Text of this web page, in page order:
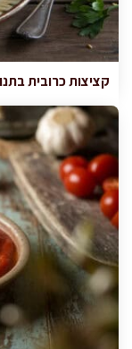
קציצות כרובית בתנור